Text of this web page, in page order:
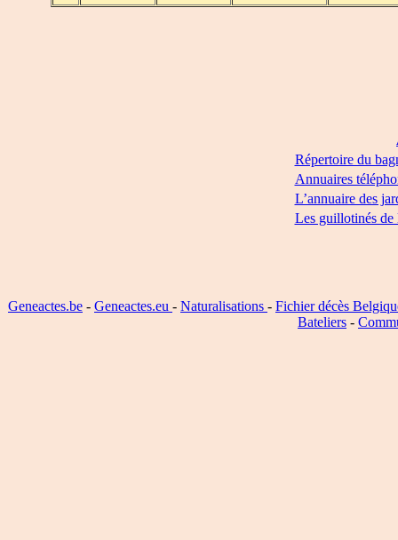
Répertoire du
Annuaires
L’annuaire des
Les guillotinés de
Geneactes.be - Geneactes.eu - Naturalisations - Fichier décès
Bateliers -